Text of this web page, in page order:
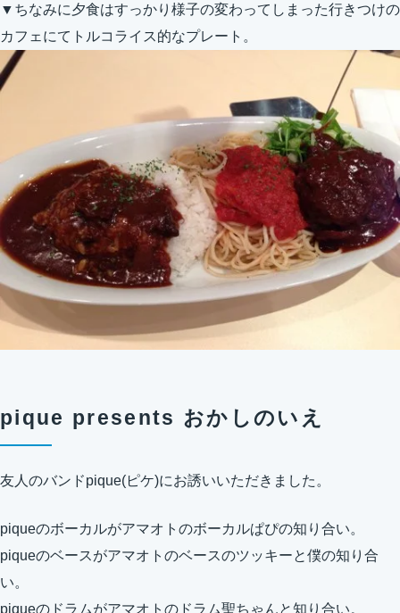
▼ちなみに夕食はすっかり様子の変わってしまった行きつけの
カフェにてトルコライス的なプレート。
pique presents おかしのいえ
友人のバンドpique(ピケ)にお誘いいただきました。
piqueのボーカルがアマオトのボーカルぱぴの知り合い。
piqueのベースがアマオトのベースのツッキーと僕の知り合
い。
piqueのドラムがアマオトのドラム聖ちゃんと知り合い。